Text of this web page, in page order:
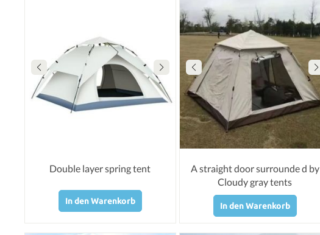
Double layer spring tent
In den Warenkorb
A straight door surrounde d by
Cloudy gray tents
In den Warenkorb